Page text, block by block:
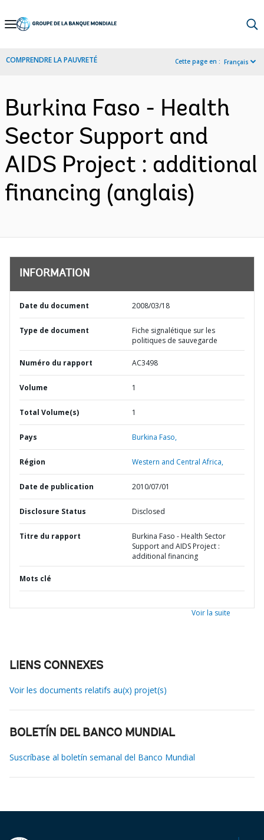
Skip
Navigation
COMPRENDRE LA PAUVRETÉ Cette page en : Français
Burkina Faso - Health
Sector Support and
AIDS Project : additional
financing (anglais)
INFORMATION
Date du document 2008/03/18
Type de document
Fiche signalétique sur les
politiques de sauvegarde
Numéro du rapport AC3498
Volume 1
Total Volume(s) 1
Pays Burkina Faso,
Région Western and Central Africa,
Date de publication 2010/07/01
Disclosure Status Disclosed
Titre du rapport
Burkina Faso - Health Sector
Support and AIDS Project :
additional financing
Mots clé
Voir la suite
LIENS CONNEXES
Voir les documents relatifs au(x) projet(s)
BOLETÍN DEL BANCO MUNDIAL
Suscríbase al boletín semanal del Banco Mundial